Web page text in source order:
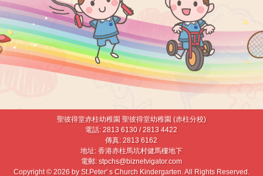
聖彼得堂赤柱幼稚園 聖彼得堂幼稚園 (赤柱分校)
電話: 2813 6130 / 2813 4422
傳真: 2813 6162
地址: 香港赤柱馬坑村健馬樓地下
電郵:stpchs@biznetvigator.com
Copyright © 2026 by St.Peter' s Church Kindergarten. All Rights Reserved.